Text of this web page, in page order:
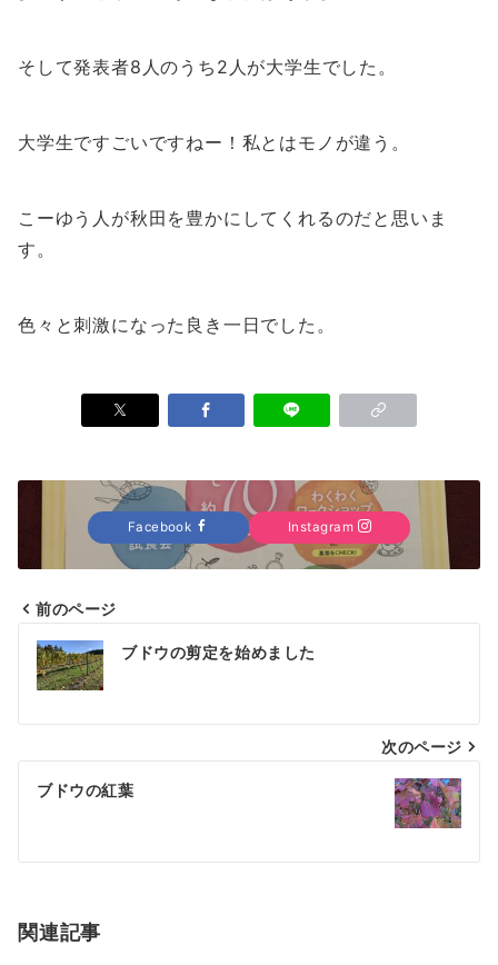
そして発表者8人のうち2人が大学生でした。
大学生ですごいですねー！私とはモノが違う。
こーゆう人が秋田を豊かにしてくれるのだと思いま
す。
色々と刺激になった良き一日でした。
Facebook Instagram
投
稿
ビ
ゲ
シ
ン
前のページ
ブドウの剪定を始めました
次のページ
ブドウの紅葉
関連記事